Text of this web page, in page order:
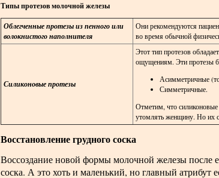
Типы протезов молочной железы
Облегченные протезы из пенного или
волокнистого наполнителя
Они рекомендуются
во время обычной
Силиконовые протезы
Этот тип протезов
ощущениям. Эти протезы
Асимметричные
Симметричные.
Отметим, что силиконовые
утомлять женщину. Но их
Восстановление грудного соска
Воссоздание новой формы молочной железы после
соска. А это хоть и маленький, но главный